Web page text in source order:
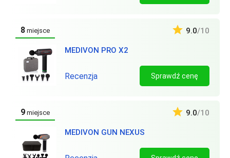
8 miejsce
MEDIVON PRO X2
9.0/10
Recenzja Sprawdź cenę
9 miejsce
MEDIVON GUN NEXUS
9.0/10